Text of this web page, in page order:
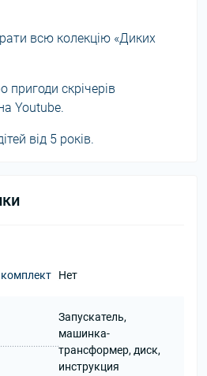
всю колекцію «Диких
пригоди скрічерів
Youtube.
від 5 років.
Нет
Запускатель,
машинка-
трансформер, диск,
инструкция